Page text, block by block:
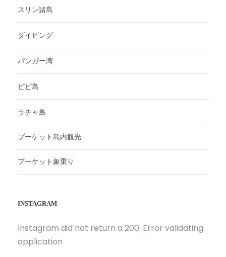
スリン諸島
ダイビング
パンガー湾
ピピ島
ラチャ島
プーケット島内観光
プーケット象乗り
INSTAGRAM
Instagram did not return a 200. Error validating
application